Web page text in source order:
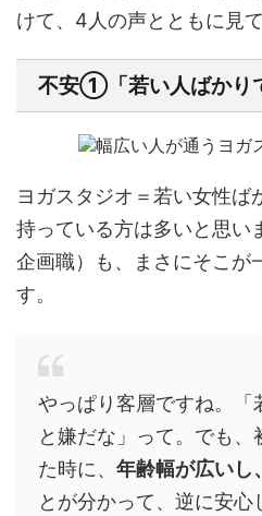
けて、4人の声とともに見て
不安①「若い人ばかり
ヨガスタジオ＝若い女性ば
持っている方は多いと思い
企画職）も、まさにそこが
す。
やっぱり客層ですね。「
と嫌だな」って。でも
た時に、 年齢幅が広いし
とが分かって、逆に安心